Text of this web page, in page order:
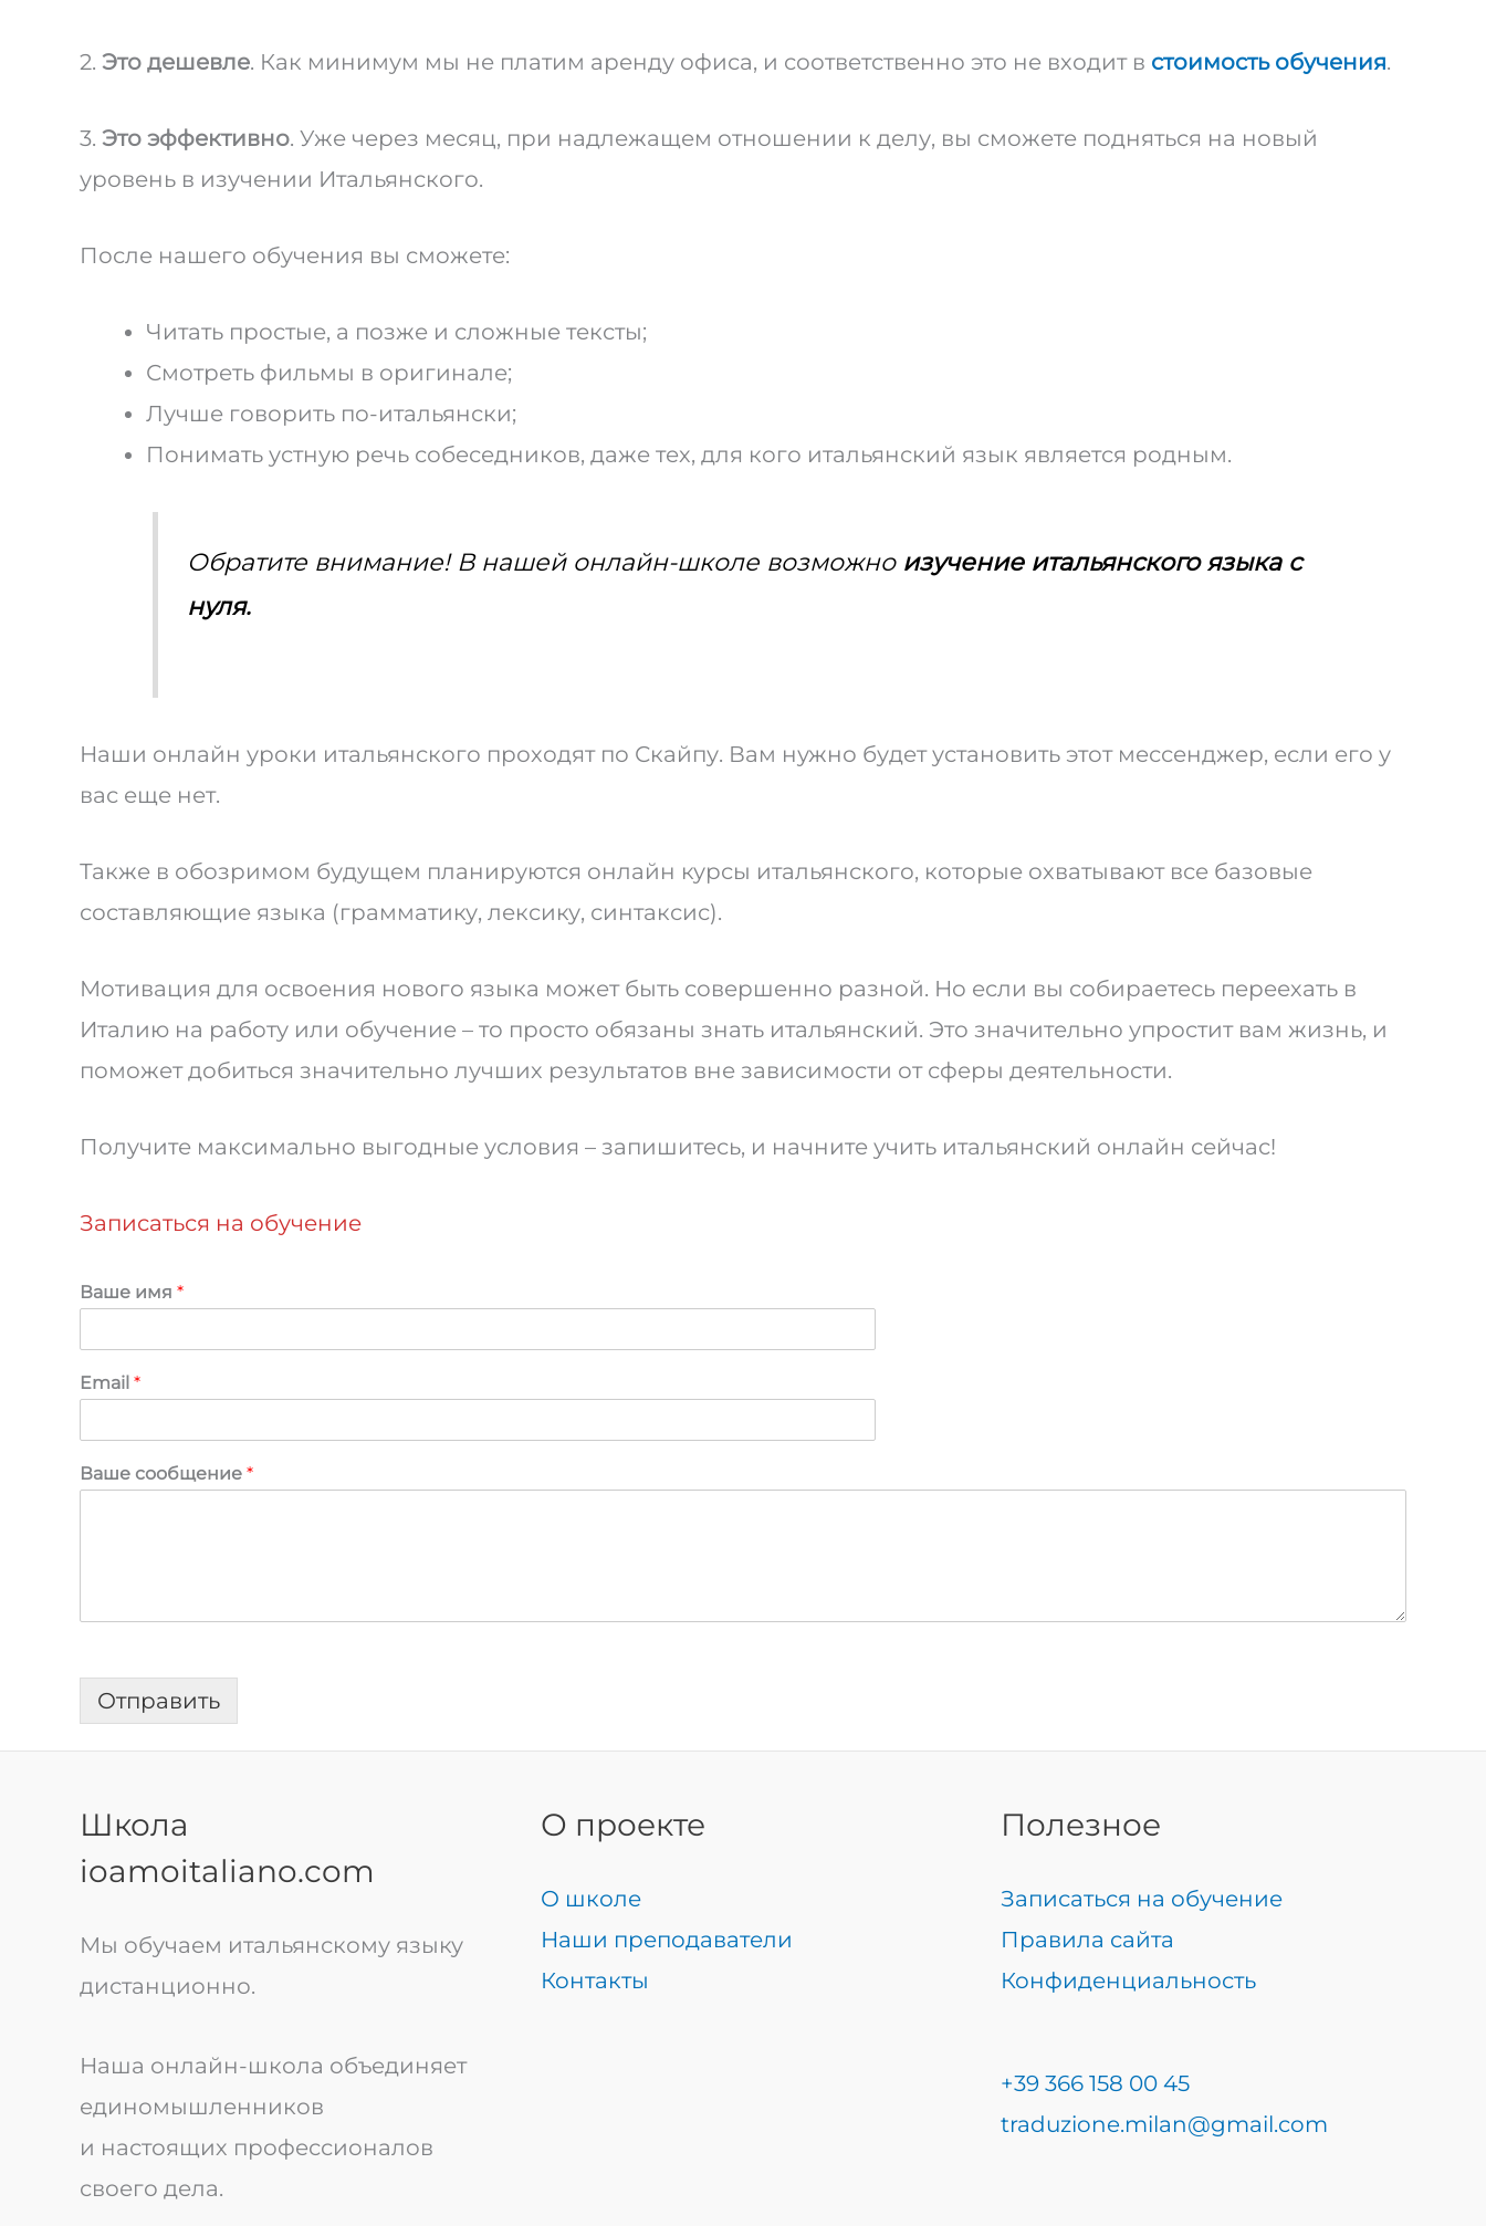
2. Это дешевле. Как минимум мы не платим аренду офиса, и соответственно это не входит в стоимость обучения.
3. Это эффективно. Уже через месяц, при надлежащем отношении к делу, вы сможете подняться на новый
уровень в изучении Итальянского.
После нашего обучения вы сможете:
Читать простые, а позже и сложные тексты;
Смотреть фильмы в оригинале;
Лучше говорить по-итальянски;
Понимать устную речь собеседников, даже тех, для кого итальянский язык является родным.
Обратите внимание! В нашей онлайн-школе возможно изучение итальянского языка с
нуля.
Наши онлайн уроки итальянского проходят по Скайпу. Вам нужно будет установить этот мессенджер, если его у
вас еще нет.
Также в обозримом будущем планируются онлайн курсы итальянского, которые охватывают все базовые
составляющие языка (грамматику, лексику, синтаксис).
Мотивация для освоения нового языка может быть совершенно разной. Но если вы собираетесь переехать в
Италию на работу или обучение – то просто обязаны знать итальянский. Это значительно упростит вам жизнь, и
поможет добиться значительно лучших результатов вне зависимости от сферы деятельности.
Получите максимально выгодные условия – запишитесь, и начните учить итальянский онлайн сейчас!
Записаться на обучение
Ваше имя *
Email *
Ваше сообщение *
Отправить
Школа
ioamoitaliano.com
Мы обучаем итальянскому языку
дистанционно.
Наша онлайн-школа объединяет
единомышленников
и настоящих профессионалов
своего дела.
О проекте
О школе
Наши преподаватели
Контакты
Полезное
Записаться на обучение
Правила сайта
Конфиденциальность
+39 366 158 00 45
traduzione.milan@gmail.com